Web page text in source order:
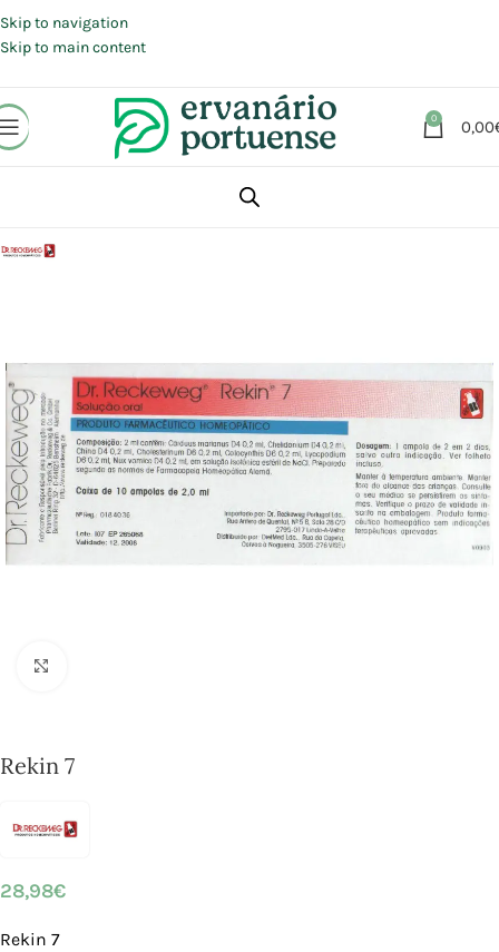
Skip to navigation
Skip to main content
0 0,00
Aromaterapia | Florais | Homeopatia
Rekin 7
28,98€
Rekin 7